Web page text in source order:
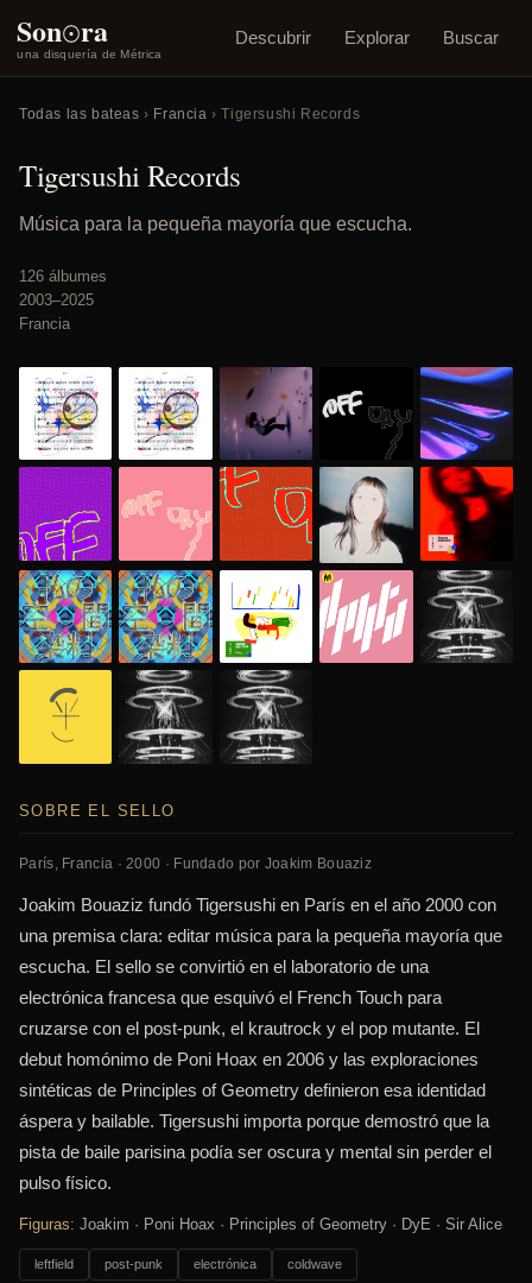
Son o
ra
una disquería de Métrica
Descubrir Explorar Buscar
Todas las bateas › Francia › Tigersushi Records
Tigersushi Records
Música para la pequeña mayoría que escucha.
126 álbumes
2003–2025
Francia
SOBRE EL SELLO
París, Francia · 2000 · Fundado por Joakim Bouaziz
Joakim Bouaziz fundó Tigersushi en París en el año 2000 con
una premisa clara: editar música para la pequeña mayoría que
escucha. El sello se convirtió en el laboratorio de una
electrónica francesa que esquivó el French Touch para
cruzarse con el post-punk, el krautrock y el pop mutante. El
debut homónimo de Poni Hoax en 2006 y las exploraciones
sintéticas de Principles of Geometry definieron esa identidad
áspera y bailable. Tigersushi importa porque demostró que la
pista de baile parisina podía ser oscura y mental sin perder el
pulso físico.
Figuras: Joakim · Poni Hoax · Principles of Geometry · DyE · Sir Alice
leftfield post-punk electrónica coldwave